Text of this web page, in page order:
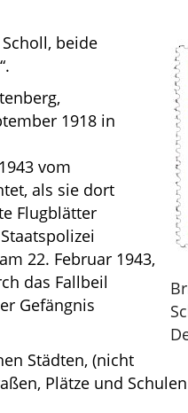
beide
1918 in
vom
als sie dort
Flugblätter
22. Februar 1943,
das Fallbeil
Gefängnis
Städten, (nicht
Plätze und